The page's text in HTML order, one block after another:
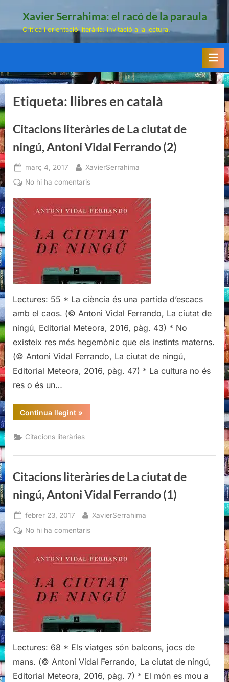
Xavier Serrahima: el racó de la paraula
Crítica i orientació literària: invitació a la lectura.
Etiqueta: llibres en català
Citacions literàries de La ciutat de
ningú, Antoni Vidal Ferrando (2)
Posted
on
març 4, 2017 By
XavierSerrahima
No hi ha comentarisa
literàries
de
La
ciutat
de
ningú,
Antoni
Ferrando
(2)
Lectures: 55 * La ciència és una partida d’escacs
amb el caos. (© Antoni Vidal Ferrando, La ciutat de
ningú, Editorial Meteora, 2016, pàg. 43) * No
existeix res més hegemònic que els instints materns.
(© Antoni Vidal Ferrando, La ciutat de ningú,
Editorial Meteora, 2016, pàg. 47) * La cultura no és
res o és un…
Continua llegint“Citacions
literàries
La
ciutat
ningú,
Ferrando
(2)”
»
Citacions literàries
Citacions literàries de La ciutat de
ningú, Antoni Vidal Ferrando (1)
Posted
on
febrer 23, 2017 By
XavierSerrahima
No hi ha comentarisa
literàries
de
La
ciutat
de
ningú,
Antoni
Ferrando
(1)
Lectures: 68 * Els viatges són balcons, jocs de
mans. (© Antoni Vidal Ferrando, La ciutat de ningú,
Editorial Meteora, 2016, pàg. 7) * El món es mou a